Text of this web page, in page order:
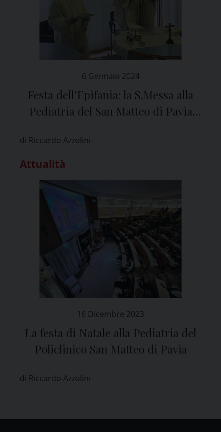
6 Gennaio 2024
Festa dell’Epifania: la S.Messa alla
Pediatria del San Matteo di Pavia
di Riccardo Azzolini
Attualità
16 Dicembre 2023
La festa di Natale alla Pediatria del
Policlinico San Matteo di Pavia
di Riccardo Azzolini